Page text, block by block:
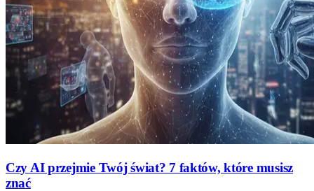
Czy AI przejmie Twój świat? 7 faktów, które musisz
znać